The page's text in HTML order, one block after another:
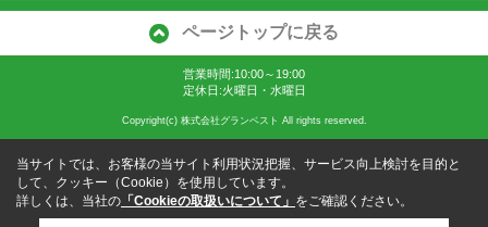
ページトップに戻る
営業時間:10:00～19:00
定休日:火曜日・水曜日
Copyright(c) 株式会社グランベスト All rights reserved.
当サイトでは、お客様の当サイト利用状況把握、サービス向上検討を目的と
して、クッキー（Cookie）を使用しています。
詳しくは、当社の 「Cookieの取扱いについて」 をご確認ください。